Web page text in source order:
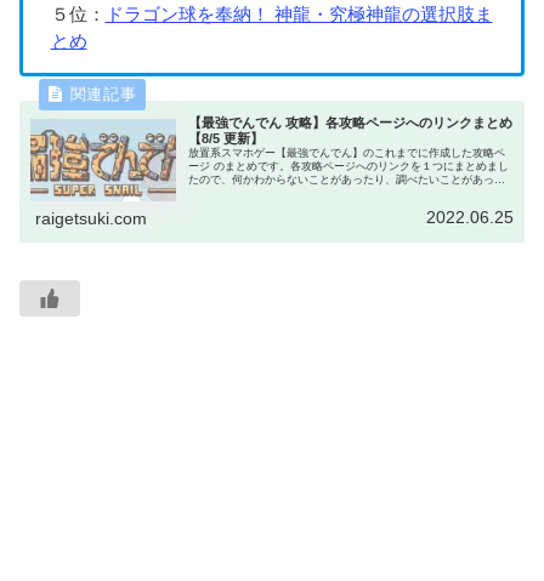
５位：
ドラゴン球を奉納！ 神龍・究極神龍の選択肢ま
とめ
【最強でんでん 攻略】各攻略ページへのリンクまとめ
【8/5 更新】
放置系スマホゲー【最強でんでん】のこれまでに作成した攻略ペ
ージ のまとめです。各攻略ページへのリンクを１つにまとめまし
たので、何かわからないことがあったり、調べたいことがあった
raigetsuki.com 2022.06.25